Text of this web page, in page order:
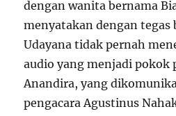
dengan wanita bernama
menyatakan dengan tegas
Udayana tidak pernah
audio yang menjadi pokok
Anandira, yang
pengacara Agustinus